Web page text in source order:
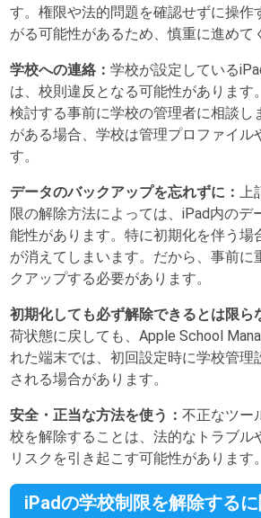
す。権限や法的問題を確認せずに操作
がる可能性があるため、慎重に進めて
学校への連絡：学校が設定している
は、校則違反となる可能性があります
検討する事前に学校の管理者に相談し
がある場合、学校は管理プロファイル
す。
データのバックアップを忘れずに：
限の解除方法によっては、iPad内のデ
能性があります。特に初期化を伴う場
が消えてしまいます。だから、事前に
クアップする必要があります。
初期化しても必ず解除できるとは限ら
荷状態に戻しても、Apple School
れた端末では、初回設定時に学校管理
される場合があります。
安全・正当な方法を使う：不正なツー
校を解除することは、法的なトラブル
リスクを引き起こす可能性があります。
iPadの学校制限を解除する